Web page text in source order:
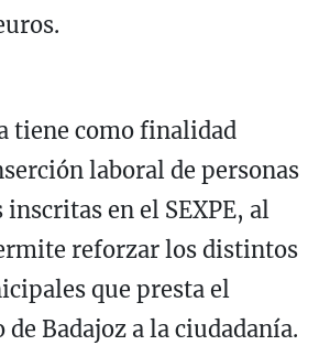
tiene como finalidad
laboral de personas
en el SEXPE, al
reforzar los distintos
que presta el
Badajoz a la ciudadanía.